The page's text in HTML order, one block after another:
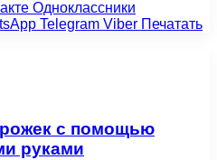
Одноклассники
Telegram Viber Печатать
с помощью
руками